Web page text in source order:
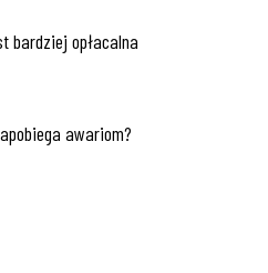
bardziej opłacalna
awariom?